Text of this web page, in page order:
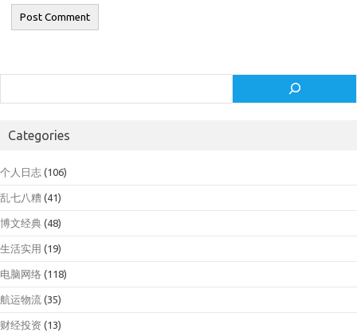
Categories
个人日志 (106)
乱七八糟 (41)
博文经典 (48)
生活实用 (19)
电脑网络 (118)
航运物流 (35)
财经投资 (13)